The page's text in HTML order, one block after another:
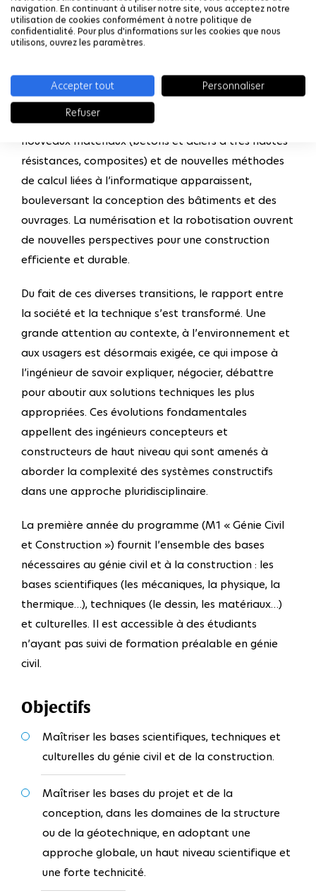
navigation. En continuant à utiliser notre site, vous acceptez notre
utilisation de cookies conformément à notre politique de
confidentialité. Pour plus d'informations sur les cookies que nous
utilisons, ouvrez les paramètres.
Accepter tout
Personnaliser
Refuser
d’érosion, de pollution et d’instabilité des sols sont
de plus en plus fréquents. Y remédier implique un
et des techniques associées. La fréquence des
évènements extrêmes augmente, nécessitant des
bâtiments et infrastructures plus résilients. De
nouveaux matériaux (bétons et aciers à très hautes
résistances, composites) et de nouvelles méthodes
de calcul liées à l’informatique apparaissent,
bouleversant la conception des bâtiments et des
ouvrages. La numérisation et la robotisation ouvrent
de nouvelles perspectives pour une construction
efficiente et durable.
Du fait de ces diverses transitions, le rapport entre
la société et la technique s’est transformé. Une
grande attention au contexte, à l’environnement et
aux usagers est désormais exigée, ce qui impose à
l’ingénieur de savoir expliquer, négocier, débattre
pour aboutir aux solutions techniques les plus
appropriées. Ces évolutions fondamentales
appellent des ingénieurs concepteurs et
constructeurs de haut niveau qui sont amenés à
aborder la complexité des systèmes constructifs
dans une approche pluridisciplinaire.
La première année du programme (M1 « Génie Civil
et Construction ») fournit l’ensemble des bases
nécessaires au génie civil et à la construction : les
bases scientifiques (les mécaniques, la physique, la
thermique…), techniques (le dessin, les matériaux…)
et culturelles. Il est accessible à des étudiants
n’ayant pas suivi de formation préalable en génie
civil.
Objectifs
Maîtriser les bases scientifiques, techniques et
culturelles du génie civil et de la construction.
Maîtriser les bases du projet et de la
conception, dans les domaines de la structure
ou de la géotechnique, en adoptant une
approche globale, un haut niveau scientifique et
une forte technicité.